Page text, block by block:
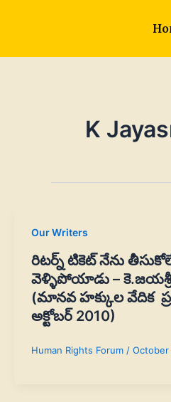
K
Our Writers
రిటర్న్ టికెట్ నేను
వెళ్ళిపోయాడు – కె.జయశ్రీ
(మానవ హక్కుల వేదిక
అక్టోబర్ 2010)
Human Rights Forum / October